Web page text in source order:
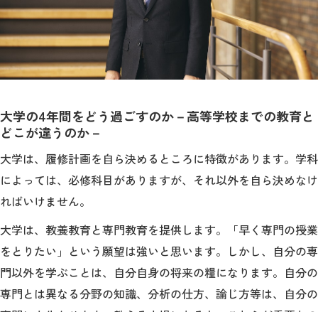
大学の4年間をどう過ごすのか－高等学校までの教育と
どこが違うのか－
大学は、履修計画を自ら決めるところに特徴があります。学科
によっては、必修科目がありますが、それ以外を自ら決めなけ
ればいけません。
大学は、教養教育と専門教育を提供します。「早く専門の授業
をとりたい」という願望は強いと思います。しかし、自分の専
門以外を学ぶことは、自分自身の将来の糧になります。自分の
専門とは異なる分野の知識、分析の仕方、論じ方等は、自分の